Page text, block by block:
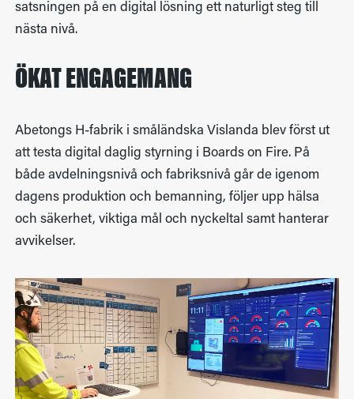
satsningen på en digital lösning ett naturligt steg till
nästa nivå.
ÖKAT ENGAGEMANG
Abetongs H-fabrik i småländska Vislanda blev först ut
att testa digital daglig styrning i Boards on Fire. På
både avdelningsnivå och fabriksnivå går de igenom
dagens produktion och bemanning, följer upp hälsa
och säkerhet, viktiga mål och nyckeltal samt hanterar
avvikelser.